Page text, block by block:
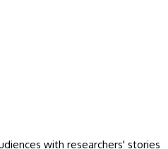
with researchers' stories